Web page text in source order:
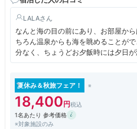
LALA
なんと海の目の前にあり、お部屋か
ちろん温泉からも海を眺めることが
分なく、ちょうどお夕飯時には夕日
場が隣の敷地まで歩かないといけな
夏休み＆秋旅フェア！
18,400
1名あたり 参考価格
※対象施設のみ